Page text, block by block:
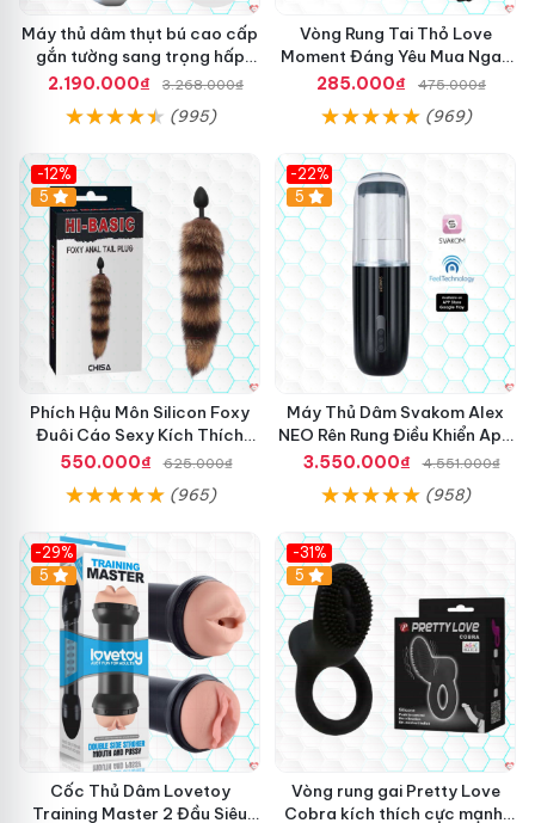
Máy thủ dâm thụt bú cao cấp
gắn tường sang trọng hấp
dẫn
2.190.000₫ 3.268.000₫
(995)
Vòng Rung Tai Thỏ Love
Moment Đáng Yêu Mua Ngay
Giá Tốt
285.000₫ 475.000₫
(969)
-12%
Hot
5
Phích Hậu Môn Silicon Foxy
Đuôi Cáo Sexy Kích Thích
Mạnh
550.000₫ 625.000₫
(965)
-22%
5
Máy Thủ Dâm Svakom Alex
NEO Rên Rung Điều Khiển App
Siêu Phê
3.550.000₫ 4.551.000₫
(958)
-29%
Hot
5
Cốc Thủ Dâm Lovetoy
Training Master 2 Đầu Siêu
-31%
5
Vòng rung gai Pretty Love
Cobra kích thích cực mạnh,